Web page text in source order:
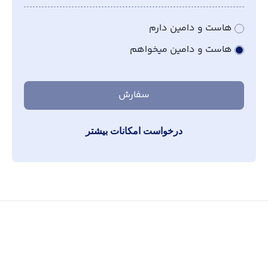
هاست و دامین دارم
هاست و دامین میخواهم
سفارش
درخواست امکانات بیشتر